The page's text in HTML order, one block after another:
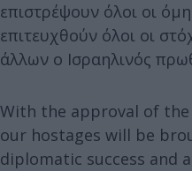
επιστρέψουν όλοι οι
επιτευχθούν όλοι οι
άλλων ο Ισραηλινός
With the approval of
our hostages will be
diplomatic success and